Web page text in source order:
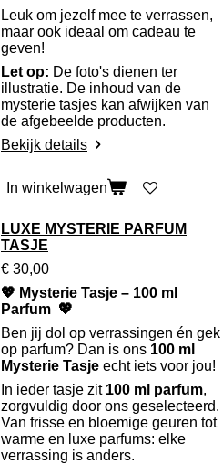
Leuk om jezelf mee te verrassen,
maar ook ideaal om cadeau te
geven!
Let op: De foto's dienen ter
illustratie. De inhoud van de
mysterie tasjes kan afwijken van
de afgebeelde producten.
Bekijk details
In winkelwagen
LUXE MYSTERIE PARFUM
TASJE
€ 30,00
💖 Mysterie Tasje – 100 ml
Parfum 💖
Ben jij dol op verrassingen én gek
op parfum? Dan is ons 100 ml
Mysterie Tasje echt iets voor jou!
In ieder tasje zit 100 ml parfum,
zorgvuldig door ons geselecteerd.
Van frisse en bloemige geuren tot
warme en luxe parfums: elke
verrassing is anders.